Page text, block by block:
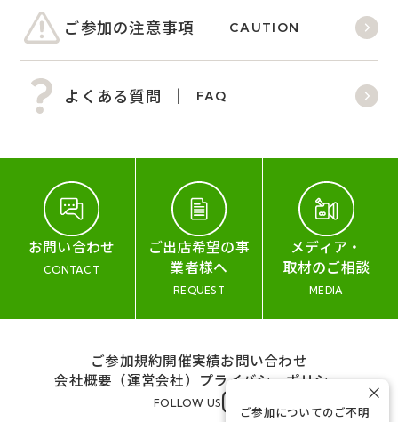
ご参加の注意事項 CAUTION
よくある質問 FAQ
お問い合わせ
CONTACT
ご出店希望の事
業者様へ
REQUEST
メディア・
取材のご相談
MEDIA
ご参加規約開催実績お問い合わせ
会社概要（運営会社） プライバシーポリシー
FOLLOW US
ご参加についてのご不明
×